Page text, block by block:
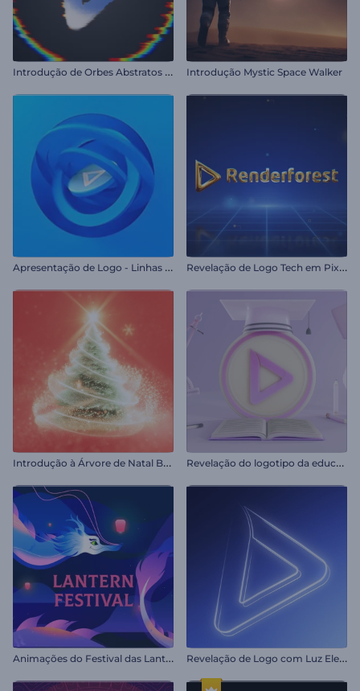
I
ntrodução de Orbes Abstratos com Glitch Introdução Mystic Space Walker
A
presentação de Logo - Linhas Giratórias R
evelação de Logo Tech em Pixels
I
ntrodução à Árvore de Natal Brilhante R
evelação do logotipo da educação
A
nimações do Festival das Lanternas R
evelação de Logo com Luz Elegante